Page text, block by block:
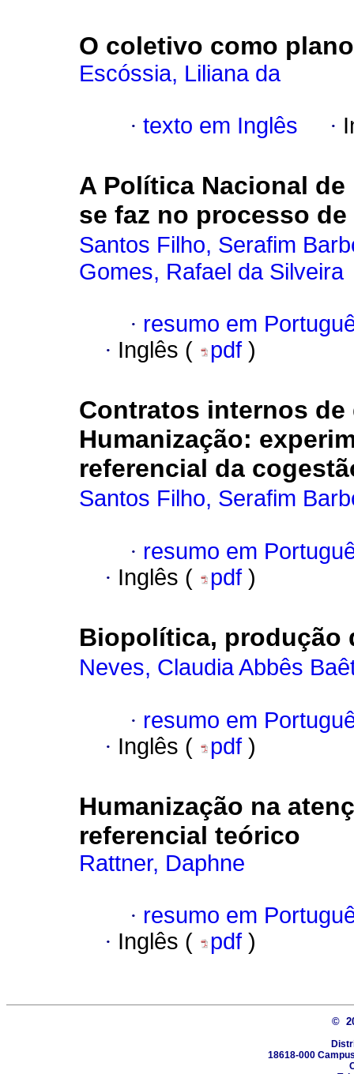
O coletivo como
Escóssia, Liliana da
· texto em Inglês ·
A Política Nacional
se faz no processo
Santos Filho, Serafim
Gomes, Rafael da Silveira
· resumo em
· Inglês ( pdf )
Contratos internos
Humanização:
referencial da
Santos Filho, Serafim
· resumo em
· Inglês ( pdf )
Biopolítica, produção
Neves, Claudia Abbês
· resumo em
· Inglês ( pdf )
Humanização na
referencial teórico
Rattner, Daphne
· resumo em
· Inglês ( pdf )
©
18618-000